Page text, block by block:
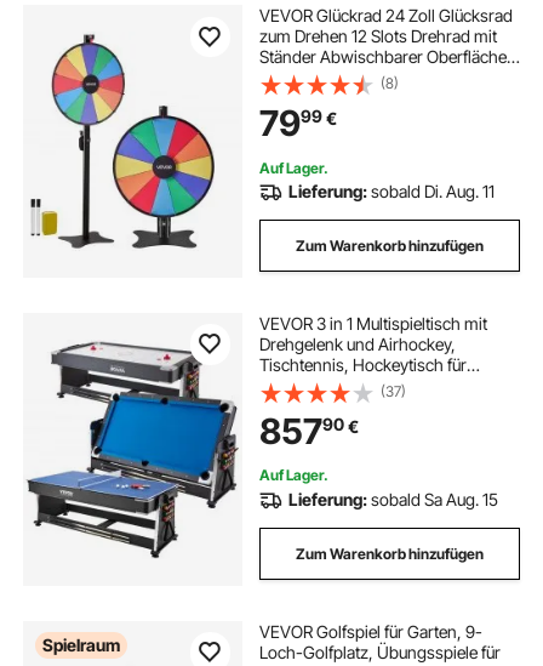
VEVOR Glückrad 24 Zoll Glücksrad
zum Drehen 12 Slots Drehrad mit
Ständer Abwischbarer Oberfläche &
2 Markern Höhenverstellbar
Roulette-Spinner Glückspiel für
Partys Kneipen Messen & Karneval
(8)
7999€
Auf Lager.
Lieferung:sobald Di. Aug. 11
Zum Warenkorb hinzufügen
VEVOR 3 in 1 Multispieltisch mit
Drehgelenk und Airhockey,
Tischtennis, Hockeytisch für
Spielzimmer, Familienheim,
Arcade-Gaming-Set, sämtliches
Zubehör für jedes Spiel enthalten
(37)
85790€
Auf Lager.
Lieferung:sobald Sa Aug. 15
Zum Warenkorb hinzufügen
Spielraum
VEVOR Golfspiel für Garten, 9-
Loch-Golfplatz, Übungsspiele für